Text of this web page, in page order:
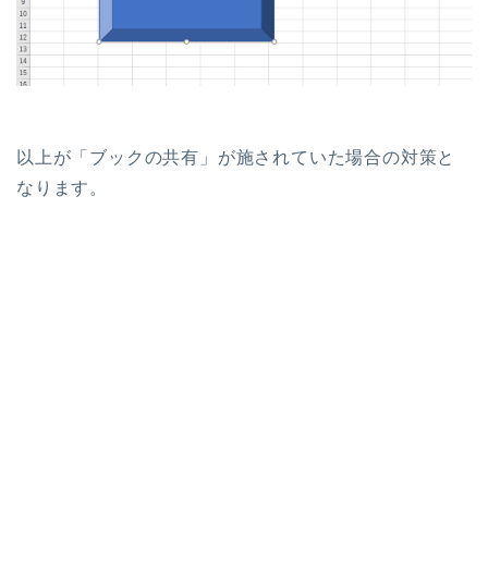
以上が「ブックの共有」が施されていた場合の対策と
なります。